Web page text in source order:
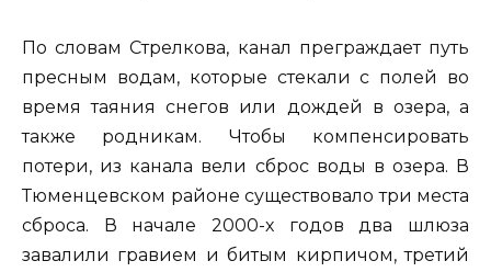
По словам Стрелкова, канал преграждает путь
пресным водам, которые стекали с полей во
время таяния снегов или дождей в озера, а
также родникам. Чтобы компенсировать
потери, из канала вели сброс воды в озера. В
Тюменцевском районе существовало три места
сброса. В начале 2000-х годов два шлюза
завалили гравием и битым кирпичом, третий